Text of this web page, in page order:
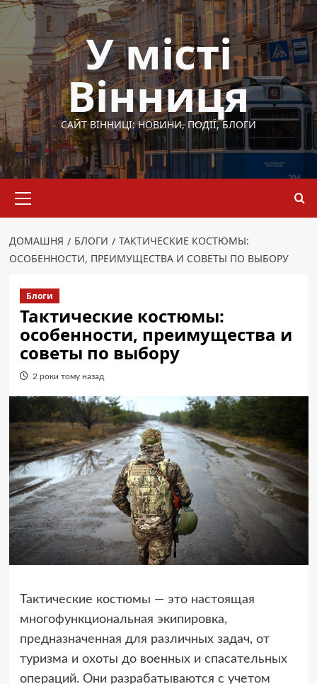
Перейти
до
вмісту
У місті
Вінниця
САЙТ ВІННИЦІ: НОВИНИ, ПОДІЇ, БЛОГИ
меню
ДОМАШНЯ БЛОГИ
ТАКТИЧЕСКИЕ КОСТЮМЫ:
ОСОБЕННОСТИ, ПРЕИМУЩЕСТВА И СОВЕТЫ ПО ВЫБОРУ
Блоги
Тактические костюмы:
особенности, преимущества и
советы по выбору
2 роки тому назад
Тактические костюмы — это настоящая
многофункциональная экипировка,
предназначенная для различных задач, от
туризма и охоты до военных и спасательных
операций. Они разрабатываются с учетом